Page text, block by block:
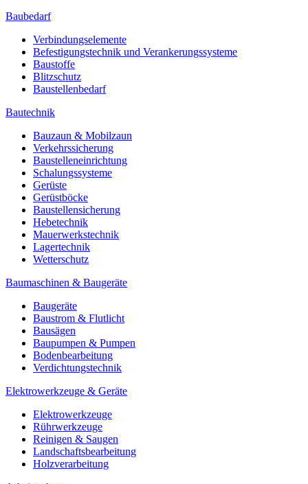
Baubedarf
Verbindungselemente
Befestigungstechnik und Verankerungssysteme
Baustoffe
Blitzschutz
Baustellenbedarf
Bautechnik
Bauzaun & Mobilzaun
Verkehrssicherung
Baustelleneinrichtung
Schalungssysteme
Gerüste
Gerüstböcke
Baustellensicherung
Hebetechnik
Mauerwerkstechnik
Lagertechnik
Wetterschutz
Baumaschinen & Baugeräte
Baugeräte
Baustrom & Flutlicht
Bausägen
Baupumpen & Pumpen
Bodenbearbeitung
Verdichtungstechnik
Elektrowerkzeuge & Geräte
Elektrowerkzeuge
Rührwerkzeuge
Reinigen & Saugen
Landschaftsbearbeitung
Holzverarbeitung